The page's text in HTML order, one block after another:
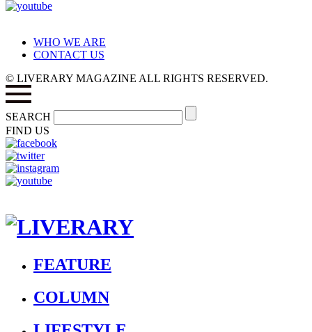
WHO WE ARE
CONTACT US
© LIVERARY MAGAZINE ALL RIGHTS RESERVED.
SEARCH
FIND US
FEATURE
COLUMN